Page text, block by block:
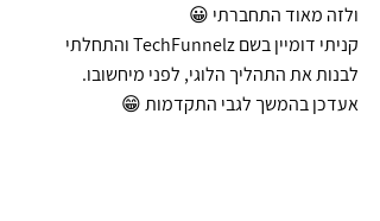
ולזה מאוד התחברתי 😀
קניתי דומיין בשם TechFunnelz והתחלתי
לבנות את התהליך הלוגי, לפני מיחשובו.
אעדכן בהמשך לגבי התקדמות 😁